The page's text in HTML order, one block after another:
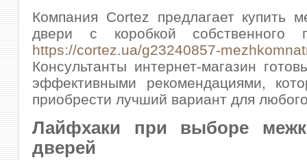
Компания Cortez предлагает купить
двери с коробкой собственного
https://cortez.ua/g23240857-
Консультанты интернет-магазин
эффективными рекомендациями,
приобрести лучший вариант для
Лайфхаки при выборе
дверей